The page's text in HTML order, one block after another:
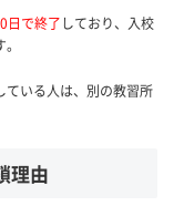
日で終了しており、入校
ている人は、別の教習所
理由